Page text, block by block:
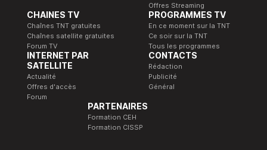
Offres Streaming
CHAINES TV
Chaînes TNT gratuites
Chaînes satellite gratuites
Forum TV
PROGRAMMES TV
En ce moment sur la TNT
Ce soir sur la TNT
Tous les programmes
INTERNET PAR
SATELLITE
Actualité
Offres d'accès
Forum
CONTACTS
Rédaction
Publicité
Général
PARTENAIRES
Formation CEH
Formation CISSP